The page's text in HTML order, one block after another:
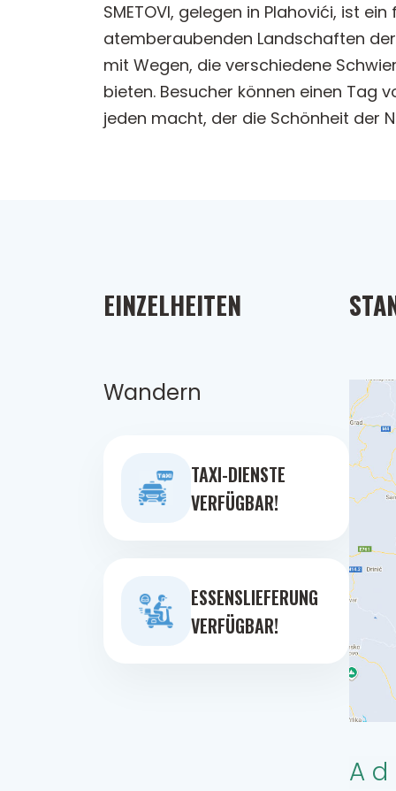
SMETOVI, gelegen in Plahovići, ist
atemberaubenden Landschaften
mit Wegen, die verschiedene
bieten. Besucher können einen Tag
jeden macht, der die Schönheit der
EINZELHEITEN
Wandern
TAXI-DIENSTE
VERFÜGBAR!
ESSENSLIEFERUNG
VERFÜGBAR!